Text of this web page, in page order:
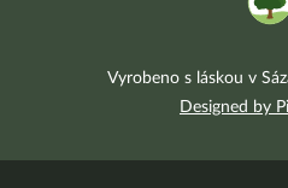
Vyrobeno s láskou v
Designed by